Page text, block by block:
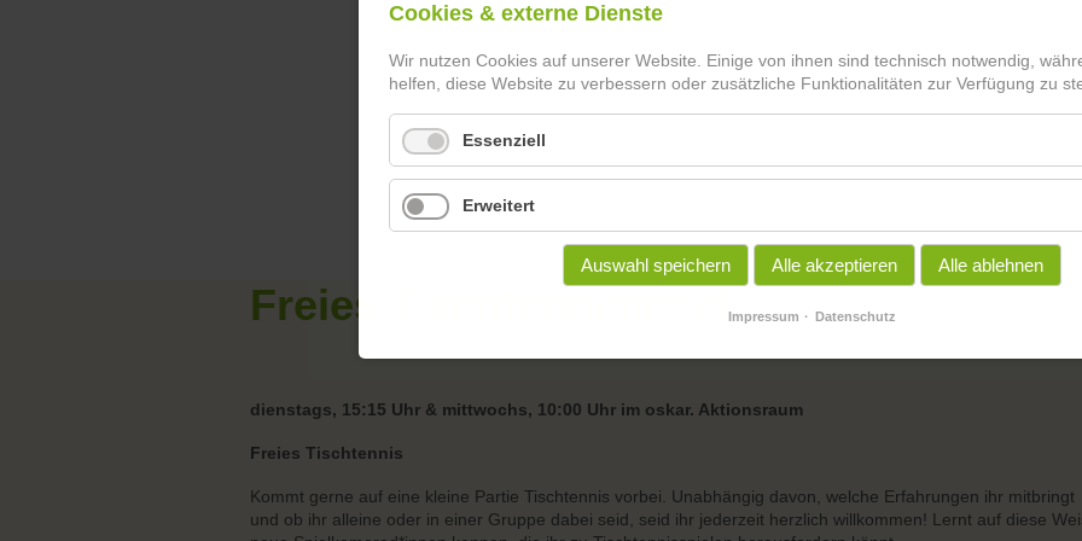
Freies Tischtennisspiel
dienstags, 15:15 Uhr & mittwochs, 10:00 Uhr im oskar. Aktionsraum
Freies Tischtennis
Kommt gerne auf eine kleine Partie Tischtennis vorbei. Unabhängig davon, welche Erfahrungen ihr mitbringt
und ob ihr alleine oder in einer Gruppe dabei seid, seid ihr jederzeit herzlich willkommen! Lernt auf diese
Cookies & externe Dienste
Wir nutzen Cookies auf unserer Website. Einige von ihnen sind technisch notwendig,
helfen, diese Website zu verbessern oder zusätzliche Funktionalitäten zur Verfügung zu
Essenziell
Erweitert
Auswahl speichern Alle akzeptieren Alle ablehnen
Impressum Datenschutz